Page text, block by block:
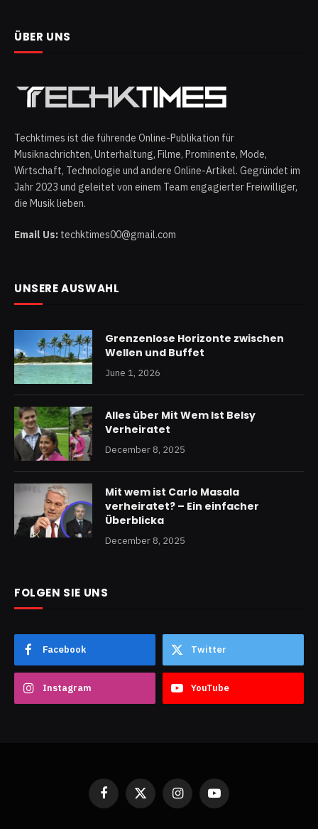
ÜBER UNS
Techktimes ist die führende Online-Publikation für
Musiknachrichten, Unterhaltung, Filme, Prominente, Mode,
Wirtschaft, Technologie und andere Online-Artikel. Gegründet im
Jahr 2023 und geleitet von einem Team engagierter Freiwilliger,
die Musik lieben.
Email Us: techktimes00@gmail.com
UNSERE AUSWAHL
Grenzenlose Horizonte zwischen
Wellen und Buffet
June 1, 2026
Alles über Mit Wem Ist Belsy
Verheiratet
December 8, 2025
Mit wem ist Carlo Masala
verheiratet? – Ein einfacher
Überblicka
December 8, 2025
FOLGEN SIE UNS
Facebook Twitter
Instagram YouTube
Facebook
X
(Twitter)
InstagramYouTube